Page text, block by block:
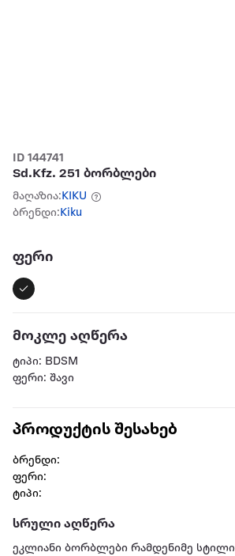
ID 144741
Sd.Kfz. 251 ბორბლები
მაღაზია:KIKU
ბრენდი:Kiku
ფერი
მოკლე აღწერა
ტიპი: BDSM
ფერი: შავი
პროდუქტის შესახებ
ბრენდი:
ფერი:
ტიპი:
სრული აღწერა
ეკლიანი ბორბლები რამდენიმე